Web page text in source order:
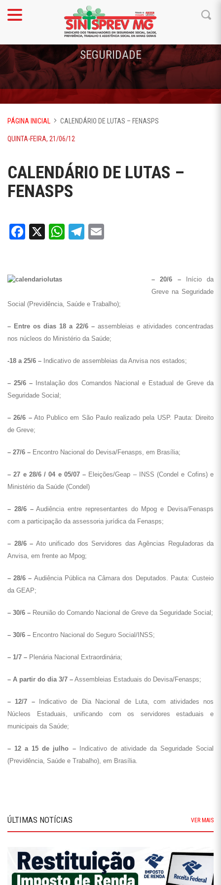
SEGURIDADE
PÁGINA INICIAL CALENDÁRIO DE LUTAS – FENASPS
QUINTA-FEIRA, 21/06/12
CALENDÁRIO DE LUTAS –
FENASPS
Facebook
X WhatsApp
Telegram
– 20/6 –Início da
Greve na Seguridade
Social (Previdência, Saúde e Trabalho);
– Entre os dias 18 a 22/6 –assembleias e atividades concentradas
nos núcleos do Ministério da Saúde;
-18 a 25/6 – Indicativo de assembleias da Anvisa nos estados;
– 25/6 –Instalação dos Comandos Nacional e Estadual de Greve da
Seguridade Social;
– 26/6 –Ato Publico em São Paulo realizado pela USP. Pauta: Direito
de Greve;
– 27/6 – Encontro Nacional do Devisa/Fenasps, em Brasília;
– 27 e 28/6 / 04 e 05/07 – Eleições/Geap – INSS (Condel e Cofins) e
Ministério da Saúde (Condel)
– 28/6 –Audiência entre representantes do Mpog e Devisa/Fenasps
com a participação da assessoria jurídica da Fenasps;
– 28/6 – Ato unificado dos Servidores das Agências Reguladoras da
Anvisa, em frente ao Mpog;
– 28/6 – Audiência Pública na Câmara dos Deputados. Pauta: Custeio
da GEAP;
– 30/6 – Reunião do Comando Nacional de Greve da Seguridade Social;
– 30/6 – Encontro Nacional do Seguro Social/INSS;
– 1/7 – Plenária Nacional Extraordinária;
– A partir do dia 3/7 – Assembleias Estaduais do Devisa/Fenasps;
– 12/7 –Indicativo de Dia Nacional de Luta, com atividades nos
Núcleos Estaduais, unificando com os servidores estaduais e
municipais da Saúde;
– 12 a 15 de julho –Indicativo de atividade da Seguridade Social
(Previdência, Saúde e Trabalho), em Brasília.
ÚLTIMAS NOTÍCIAS VER MAIS